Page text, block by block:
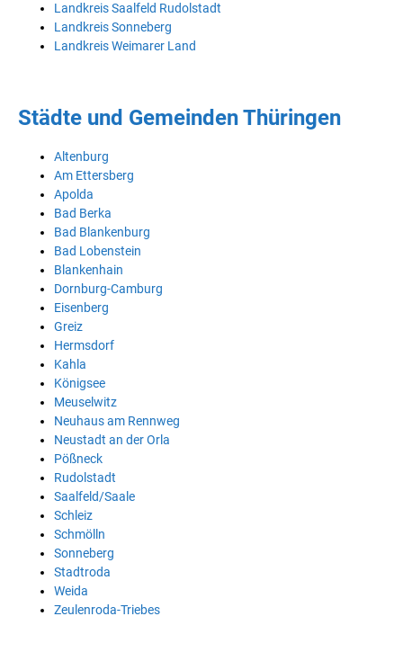
Landkreis Saalfeld Rudolstadt
Landkreis Sonneberg
Landkreis Weimarer Land
Städte und Gemeinden Thüringen
Altenburg
Am Ettersberg
Apolda
Bad Berka
Bad Blankenburg
Bad Lobenstein
Blankenhain
Dornburg-Camburg
Eisenberg
Greiz
Hermsdorf
Kahla
Königsee
Meuselwitz
Neuhaus am Rennweg
Neustadt an der Orla
Pößneck
Rudolstadt
Saalfeld/Saale
Schleiz
Schmölln
Sonneberg
Stadtroda
Weida
Zeulenroda-Triebes